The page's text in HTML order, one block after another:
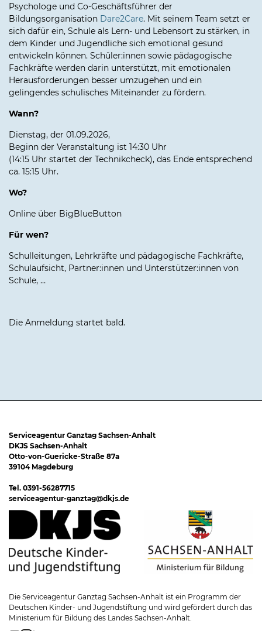
Psychologe und Co-Geschäftsführer der
Bildungsorganisation Dare2Care. Mit seinem Team setzt er
sich dafür ein, Schule als Lern- und Lebensort zu stärken, in
dem Kinder und Jugendliche sich emotional gesund
entwickeln können. Schüler:innen sowie pädagogische
Fachkräfte werden darin unterstützt, mit emotionalen
Herausforderungen besser umzugehen und ein
gelingendes schulisches Miteinander zu fördern.
Wann?
Dienstag, der 01.09.2026,
Beginn der Veranstaltung ist 14:30 Uhr
(14:15 Uhr startet der Technikcheck), das Ende entsprechend
ca. 15:15 Uhr.
Wo?
Online über BigBlueButton
Für wen?
Schulleitungen, Lehrkräfte und pädagogische Fachkräfte,
Schulaufsicht, Partner:innen und Unterstützer:innen von
Schule, …
Die Anmeldung startet bald.
Serviceagentur Ganztag Sachsen-Anhalt
DKJS Sachsen-Anhalt
Otto-von-Guericke-Straße 87a
39104 Magdeburg
Tel. 0391-56287715
serviceagentur-ganztag@dkjs.de
Die Serviceagentur Ganztag Sachsen-Anhalt ist ein Programm der
Deutschen Kinder- und Jugendstiftung und wird gefördert durch das
Ministerium für Bildung des Landes Sachsen-Anhalt.